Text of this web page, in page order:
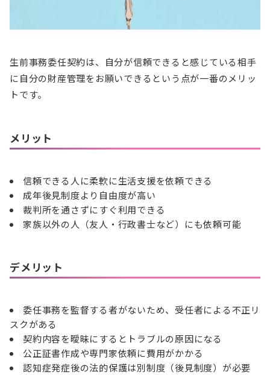
生前事務委任契約は、自分が信頼できると感じている相手
に自分の財産管理をお願いできるという点が一番のメリッ
トです。
メリット
信頼できる人に柔軟に生活支援を依頼できる
成年後見制度より自由度が高い
裁判所を通さずにすぐ利用できる
家族以外の人（友人・行政書士など）にも依頼可能
デメリット
委任事務を監督する者がないため、受任者による不正リ
スクがある
契約内容を曖昧にするとトラブルの原因になる
公正証書作成や専門家依頼に費用がかかる
認知症発症後の法的保護は別制度（後見制度）が必要